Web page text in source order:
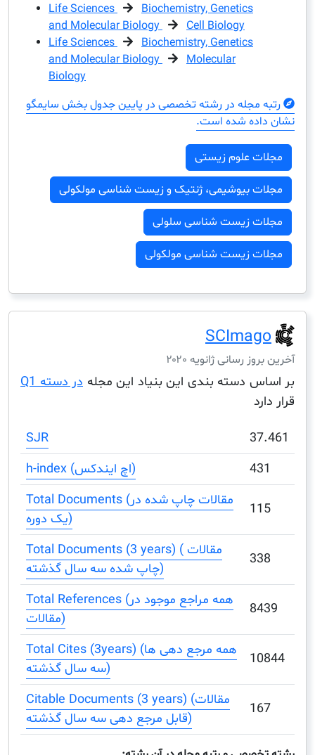
Life Sciences
Biochemistry, Genetics
and Molecular Biology
Cell Biology
Life Sciences
Biochemistry, Genetics
and Molecular Biology
مجله در رشته تخصصی در پایین جدول بخش سایمگو
شده است.
علوم زیستی
بیوشیمی، ژنتیک و زیست شناسی مولکولی
زیست شناسی سلولی
زیست شناسی مولکولی
رسانی ژانویه ۲۰۲۰
دسته بندی این بنیاد این مجله در دسته Q1
Total Documents (مقالات چاپ شده در
Total Documents (3 years) ( مقالات
Total References (همه مراجع موجود در
Total Cites (3years) (همه مرجع دهی ها
Citable Documents (3 years) (مقالات